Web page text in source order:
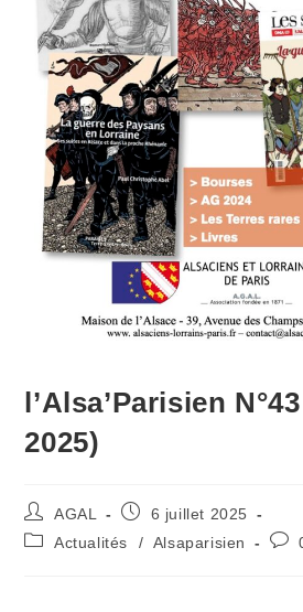
l’Alsa’Parisien
2025)
AGAL
6 juillet 2025
Actualités
/ Alsaparisien